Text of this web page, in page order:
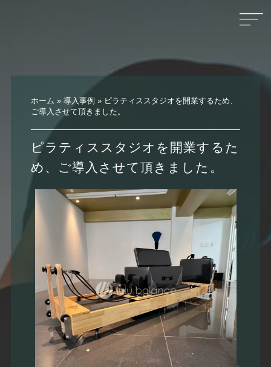
ホーム » 導入事例 » ピラティススタジオを開業するため、
ご導入させて頂きました。
ピラティススタジオを開業するた
め、ご導入させて頂きました。